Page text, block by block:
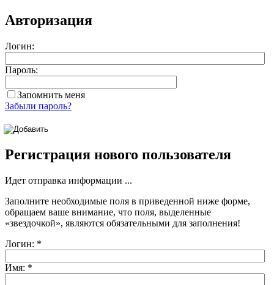
Авторизация
Логин:
Пароль:
Запомнить меня
Забыли пароль?
Регистрация нового пользователя
Идет отправка информации ...
Заполните необходимые поля в приведенной ниже форме,
обращаем ваше внимание, что поля, выделенные
«звездочкой», являются обязательными для заполнения!
Логин: *
Имя: *